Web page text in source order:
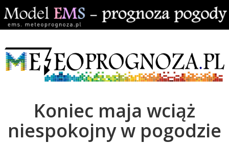
Koniec maja wciąż
niespokojny w pogodzie